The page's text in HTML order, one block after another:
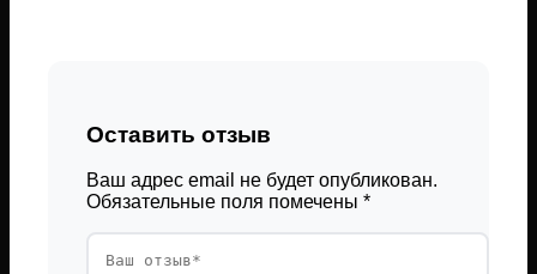
Оставить отзыв
Ваш адрес email не будет опубликован.
Обязательные поля помечены *